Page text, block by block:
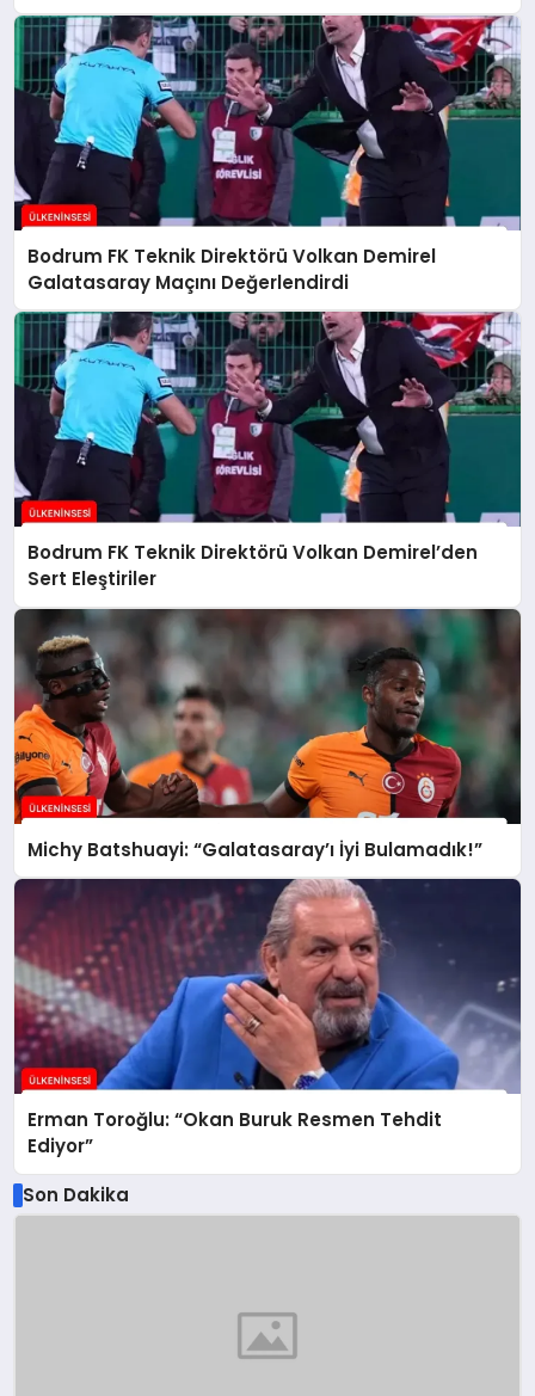
Bodrum FK Teknik Direktörü Volkan Demirel
Galatasaray Maçını Değerlendirdi
Bodrum FK Teknik Direktörü Volkan Demirel’den
Sert Eleştiriler
Michy Batshuayi: “Galatasaray’ı İyi Bulamadık!”
Erman Toroğlu: “Okan Buruk Resmen Tehdit
Ediyor”
Son Dakika